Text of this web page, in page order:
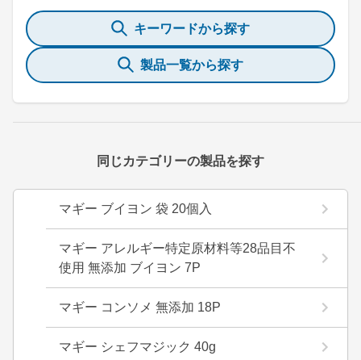
キーワードから探す
製品一覧から探す
同じカテゴリーの製品を探す
マギー ブイヨン 袋 20個入
マギー アレルギー特定原材料等28品目不
使用 無添加 ブイヨン 7P
マギー コンソメ 無添加 18P
マギー シェフマジック 40g